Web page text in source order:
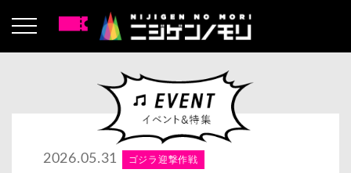
2026.05.31 ゴジラ迎撃作戦